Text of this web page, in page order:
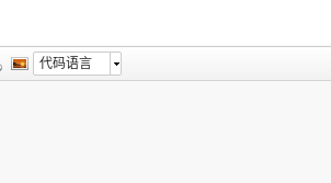
代码语言